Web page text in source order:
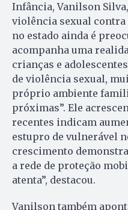
Infância, Vanilson
violência sexual contra
no estado ainda é
acompanha uma
crianças e
de violência sexual,
próprio ambiente
próximas”. Ele
recentes indicam
estupro de vulnerável
crescimento
a rede de proteção
atenta”, destacou.
Vanilson também